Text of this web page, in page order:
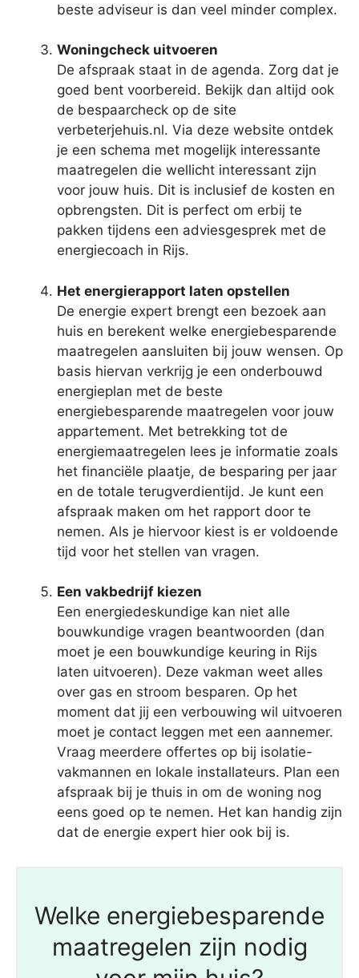
beste adviseur is dan veel minder complex.
Woningcheck uitvoeren
De afspraak staat in de agenda. Zorg dat je
goed bent voorbereid. Bekijk dan altijd ook
de bespaarcheck op de site
verbeterjehuis.nl. Via deze website ontdek
je een schema met mogelijk interessante
maatregelen die wellicht interessant zijn
voor jouw huis. Dit is inclusief de kosten en
opbrengsten. Dit is perfect om erbij te
pakken tijdens een adviesgesprek met de
energiecoach in Rijs.
Het energierapport laten opstellen
De energie expert brengt een bezoek aan
huis en berekent welke energiebesparende
maatregelen aansluiten bij jouw wensen. Op
basis hiervan verkrijg je een onderbouwd
energieplan met de beste
energiebesparende maatregelen voor jouw
appartement. Met betrekking tot de
energiemaatregelen lees je informatie zoals
het financiële plaatje, de besparing per jaar
en de totale terugverdientijd. Je kunt een
afspraak maken om het rapport door te
nemen. Als je hiervoor kiest is er voldoende
tijd voor het stellen van vragen.
Een vakbedrijf kiezen
Een energiedeskundige kan niet alle
bouwkundige vragen beantwoorden (dan
moet je een bouwkundige keuring in Rijs
laten uitvoeren). Deze vakman weet alles
over gas en stroom besparen. Op het
moment dat jij een verbouwing wil uitvoeren
moet je contact leggen met een aannemer.
Vraag meerdere offertes op bij isolatie-
vakmannen en lokale installateurs. Plan een
afspraak bij je thuis in om de woning nog
eens goed op te nemen. Het kan handig zijn
dat de energie expert hier ook bij is.
Welke energiebesparende
maatregelen zijn nodig